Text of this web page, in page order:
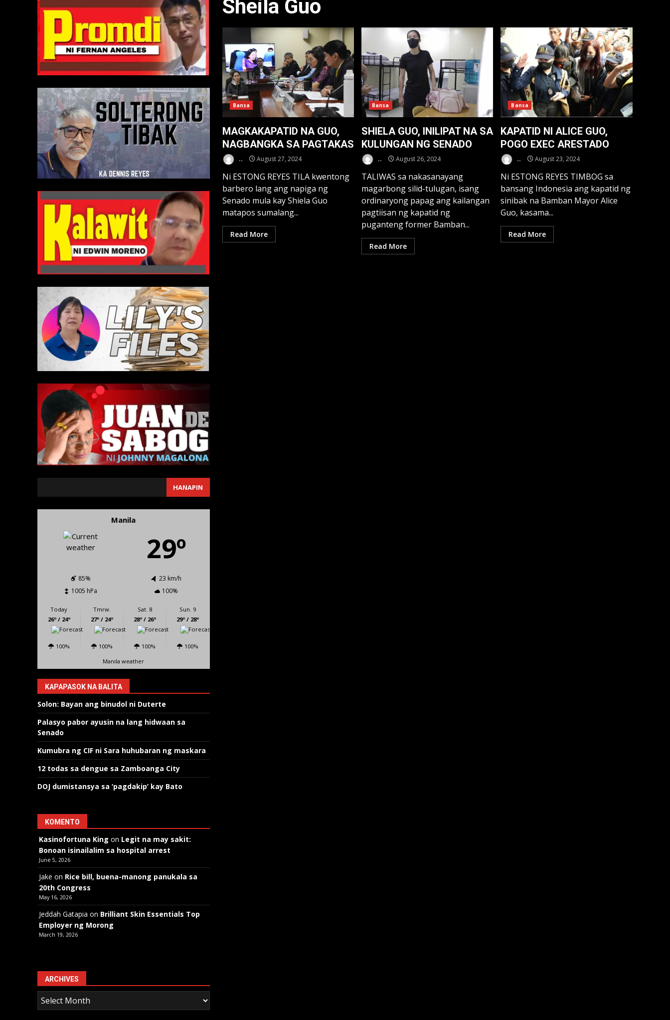
Sheila Guo
Bansa
MAGKAKAPATID NA GUO,
NAGBANGKA SA PAGTAKAS
.. August 27, 2024
Ni ESTONG REYES TILA kwentong
barbero lang ang napiga ng
Senado mula kay Shiela Guo
matapos sumalang...
Read More
Bansa
SHIELA GUO, INILIPAT NA SA
KULUNGAN NG SENADO
.. August 26, 2024
TALIWAS sa nakasanayang
magarbong silid-tulugan, isang
ordinaryong papag ang kailangan
pagtiisan ng kapatid ng
puganteng former Bamban...
Read More
Bansa
KAPATID NI ALICE GUO,
POGO EXEC ARESTADO
.. August 23, 2024
Ni ESTONG REYES TIMBOG sa
bansang Indonesia ang kapatid ng
sinibak na Bamban Mayor Alice
Guo, kasama...
Read More
HANAPIN
Manila
29º
85%
23 km/h
1005 hPa
100%
Today
26º / 24º
100%
Tmrw.
27º / 24º
100%
Sat. 8
28º / 26º
100%
Sun. 9
29º / 28º
100%
Manila weather
KAPAPASOK NA BALITA
Solon: Bayan ang binudol ni Duterte
Palasyo pabor ayusin na lang hidwaan sa
Senado
Kumubra ng CIF ni Sara huhubaran ng maskara
12 todas sa dengue sa Zamboanga City
DOJ dumistansya sa ‘pagdakip’ kay Bato
KOMENTO
Kasinofortuna King on Legit na may sakit:
Bonoan isinailalim sa hospital arrest
June 5, 2026
Jake on Rice bill, buena-manong panukala sa
20th Congress
May 16, 2026
Jeddah Gatapia on Brilliant Skin Essentials Top
Employer ng Morong
March 19, 2026
ARCHIVES